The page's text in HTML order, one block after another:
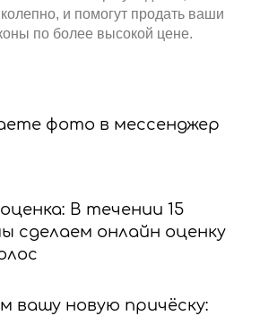
и помогут продать ваши
по более высокой цене.
фото в мессенджер
В течении 15
сделаем онлайн оценку
вашу новую причёску: